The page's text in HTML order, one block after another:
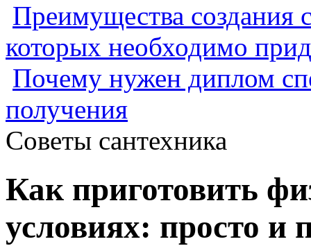
Преимущества создания
которых необходимо
Почему нужен диплом
получения
Советы сантехника
Как приготовить
условиях: просто и